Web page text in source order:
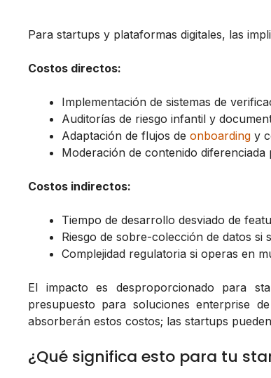
Para startups y plataformas digitales, las
Costos directos:
Implementación de sistemas de
Auditorías de riesgo infantil y
Adaptación de flujos de onboarding y
Moderación de contenido
Costos indirectos:
Tiempo de desarrollo desviado de
Riesgo de sobre-colección de datos si
Complejidad regulatoria si operas en
El impacto es desproporcionado para
presupuesto para soluciones enterprise
absorberán estos costos; las startups
¿Qué significa esto para tu